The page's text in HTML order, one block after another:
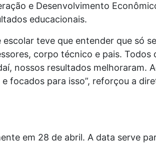
e Desenvolvimento
educacionais.
teve que entender que só
corpo técnico e pais. Todos
nossos resultados melhoraram.
focados para isso”, reforçou a
em 28 de abril. A data serve